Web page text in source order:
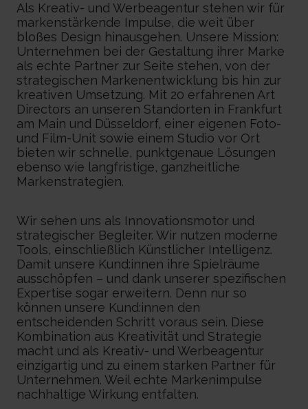
Als Kreativ- und Werbeagentur stehen wir für
markenstärkende Impulse, die weit über
bloßes Design hinausgehen. Unsere Mission:
Unternehmen bei der Gestaltung ihrer Marke
als echte Partner zur Seite stehen, von der
strategischen Markenentwicklung bis hin zur
kreativen Umsetzung. Mit 20 erfahrenen Art
Directors an unseren Standorten in Frankfurt
am Main und Düsseldorf, einer eigenen Foto-
und Film-Unit sowie einem Studio vor Ort
bieten wir schnelle, punktgenaue Lösungen
ebenso wie langfristige, ganzheitliche
Markenstrategien.
Wir sehen uns als Innovationsmotor und
strategischer Begleiter. Wir nutzen moderne
Tools, einschließlich Künstlicher Intelligenz.
Damit unsere Kund:innen ihre Spielräume
ausschöpfen – und dank unserer spezifischen
Expertise sogar erweitern. Denn nur so
können unsere Kund:innen den
entscheidenden Schritt voraus sein. Diese
Kombination aus Kreativität und Strategie
macht und als Kreativ- und Werbeagentur
einzigartig und zu einem starken Partner für
Unternehmen. Weil echte Markenimpulse
nachhaltige Wirkung entfalten.